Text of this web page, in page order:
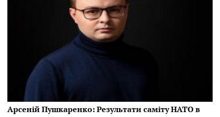
Арсеній Пушкаренко: Результати саміту НАТО в